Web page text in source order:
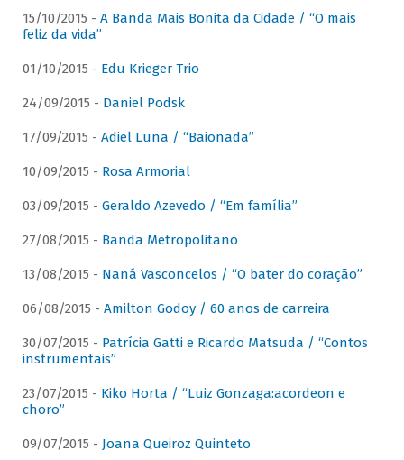
15/10/2015 - A Banda Mais Bonita da Cidade / “O mais
feliz da vida”
01/10/2015 - Edu Krieger Trio
24/09/2015 - Daniel Podsk
17/09/2015 - Adiel Luna / “Baionada”
10/09/2015 - Rosa Armorial
03/09/2015 - Geraldo Azevedo / “Em família”
27/08/2015 - Banda Metropolitano
13/08/2015 - Naná Vasconcelos / “O bater do coração”
06/08/2015 - Amilton Godoy / 60 anos de carreira
30/07/2015 - Patrícia Gatti e Ricardo Matsuda / “Contos
instrumentais”
23/07/2015 - Kiko Horta / “Luiz Gonzaga:acordeon e
choro”
09/07/2015 - Joana Queiroz Quinteto